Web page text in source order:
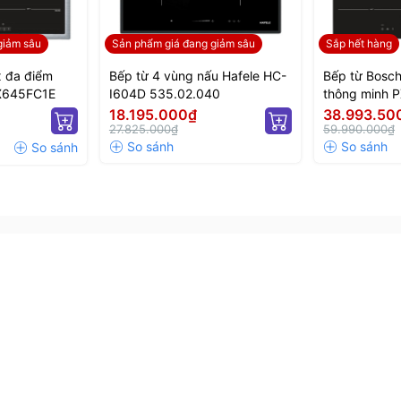
cấp độ nhiệt
3100 W
2200 W
sâu
đa điểm
Sản phẩm giá đang giảm sâu
Bếp từ 4 vùng nấu Hafele HC-
I604D 535.02.040
18.195.000₫
27.825.000₫
Sắp hết hàng
Bếp từ
thông minh
59.990.000₫